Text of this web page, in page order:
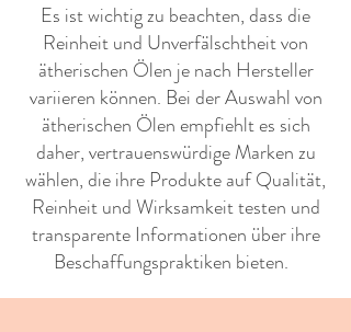
Es ist wichtig zu beachten, dass die
Reinheit und Unverfälschtheit von
ätherischen Ölen je nach Hersteller
variieren können. Bei der Auswahl von
ätherischen Ölen empfiehlt es sich
daher, vertrauenswürdige Marken zu
wählen, die ihre Produkte auf Qualität,
Reinheit und Wirksamkeit testen und
transparente Informationen über ihre
Beschaffungspraktiken bieten. ​ ​